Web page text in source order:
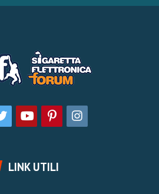
LINK UTILI